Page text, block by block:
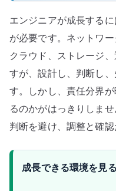
エンジニアが成長する
が必要です。ネットワ
クラウド、ストレージ
すが、設計し、判断し
す。しかし、責任分界
るのかがはっきりしま
判断を避け、調整と確
成長できる環境を見